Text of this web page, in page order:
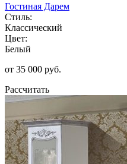
Гостиная Дарем
Стиль:
Классический
Цвет:
Белый
от 35 000 руб.
Рассчитать